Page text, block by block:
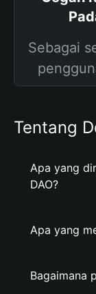
Sebagai
Tentang
Apa yang
DAO?
Apa yang
Bagaimana